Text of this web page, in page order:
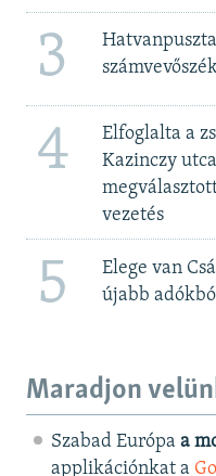
3
4
Elfoglalta a
Kazinczy
vezetés
5
Elege van
újabb
Maradjon
Szabad Európa a
applikációnkat a